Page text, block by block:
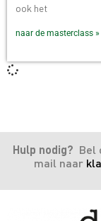
ook het
naar de masterclass »
Hulp nodig?
Bel
mail naar